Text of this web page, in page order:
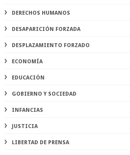
DERECHOS HUMANOS
DESAPARICIÓN FORZADA
DESPLAZAMIENTO FORZADO
ECONOMÍA
EDUCACIÓN
GOBIERNO Y SOCIEDAD
INFANCIAS
JUSTICIA
LIBERTAD DE PRENSA